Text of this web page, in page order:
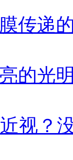
传递
的光
视？